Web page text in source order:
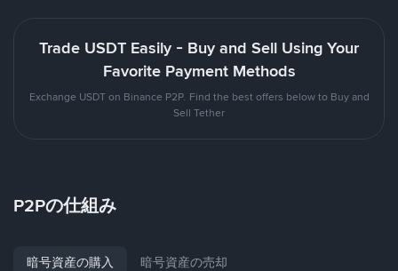
Trade USDT Easily - Buy and Sell Using Your
Favorite Payment Methods
Exchange USDT on Binance P2P. Find the best offers below to Buy and
Sell Tether
P2Pの仕組み
暗号資産の購入 暗号資産の売却